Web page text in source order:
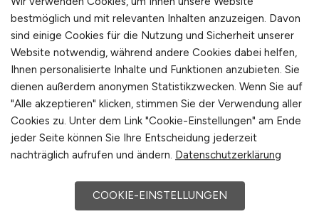
Im Beratungsumfeld kommt es auf mehr an als
nur technische Kompetenz.
Energieberaterinnen und Energieberater
müssen in der Lage sein, komplexe
Zusammenhänge verständlich zu vermitteln,
Vertrauen aufzubauen und
Entscheidungsprozesse zu begleiten.
und fördern, sichern sich einen
Wettbewerbsvorteil im Recruiting.
bestmöglich und mit relevanten Inhalten anzuzeigen. Davon
sind einige Cookies für die Nutzung und Sicherheit unserer
Website notwendig, während andere Cookies dabei helfen,
Ihnen personalisierte Inhalte und Funktionen anzubieten. Sie
dienen außerdem anonymen Statistikzwecken. Wenn Sie auf
"Alle akzeptieren" klicken, stimmen Sie der Verwendung aller
Cookies zu. Unter dem Link "Cookie-Einstellungen" am Ende
jeder Seite können Sie Ihre Entscheidung jederzeit
nachträglich aufrufen und ändern. Datenschutzerklärung
COOKIE-EINSTELLUNGEN